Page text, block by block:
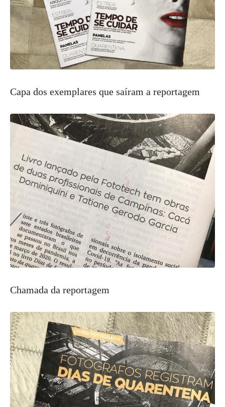
Capa dos exemplares que saíram a reportagem
Chamada da reportagem